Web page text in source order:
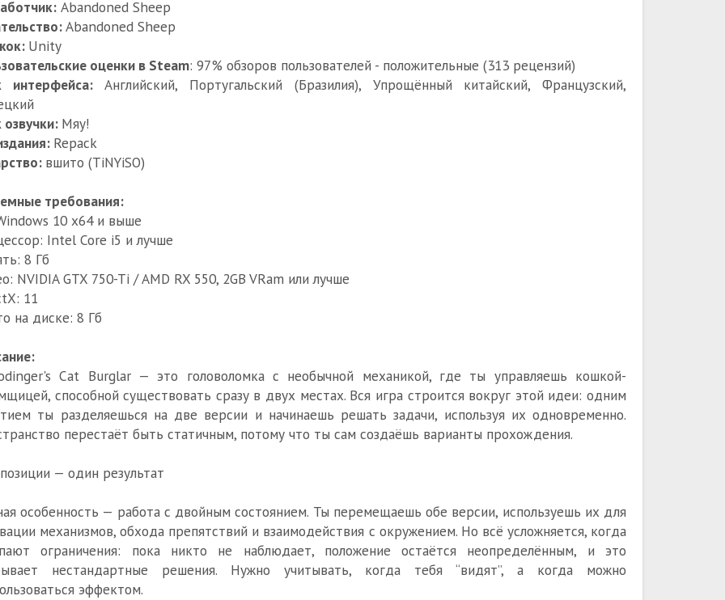
Abandoned Sheep
Abandoned Sheep
Unity
оценки в Steam: 97% обзоров пользователей - положительные (313 рецензий)
интерфейса:Английский, Португальский (Бразилия), Упрощённый китайский, Французский,
Мяу!
Repack
вшито (TiNYiSO)
требования:
10 x64 и выше
Intel Core i5 и лучше
8 Гб
NVIDIA GTX 750-Ti / AMD RX 550, 2GB VRam или лучше
11
на диске: 8 Гб
Cat Burglar — это головоломка с необычной механикой, где ты управляешь кошкой-
способной существовать сразу в двух местах. Вся игра строится вокруг этой идеи: одним
ты разделяешься на две версии и начинаешь решать задачи, используя их одновременно.
перестаёт быть статичным, потому что ты сам создаёшь варианты прохождения.
— один результат
особенность — работа с двойным состоянием. Ты перемещаешь обе версии, используешь их для
механизмов, обхода препятствий и взаимодействия с окружением. Но всё усложняется, когда
ограничения: пока никто не наблюдает, положение остаётся неопределённым, и это
нестандартные решения. Нужно учитывать, когда тебя “видят”, а когда можно
эффектом.